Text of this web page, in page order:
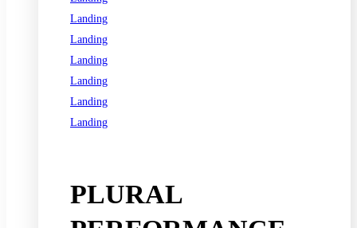
Landing
Landing
Landing
Landing
Landing
Landing
PLURAL